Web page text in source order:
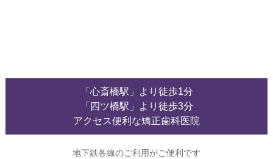
「心斎橋駅」より徒歩1分
「四ツ橋駅」より徒歩3分
アクセス便利な矯正歯科医院
地下鉄各線のご利用がご便利です